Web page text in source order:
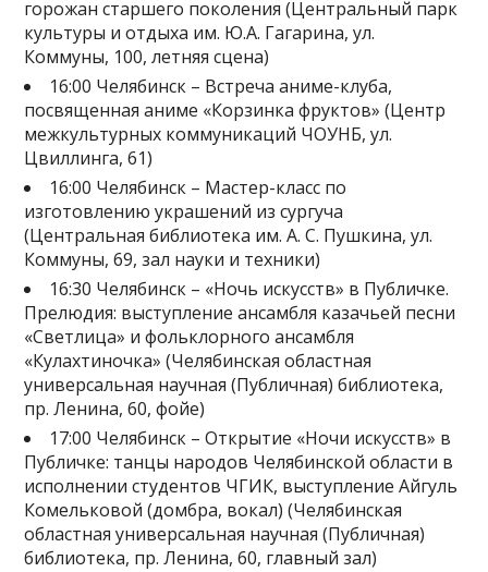
горожан старшего поколения (Центральный парк
культуры и отдыха им. Ю.А. Гагарина, ул.
Коммуны, 100, летняя сцена)
16:00 Челябинск – Встреча аниме-клуба,
посвященная аниме «Корзинка фруктов» (Центр
межкультурных коммуникаций ЧОУНБ, ул.
Цвиллинга, 61)
16:00 Челябинск – Мастер-класс по
изготовлению украшений из сургуча
(Центральная библиотека им. А. С. Пушкина, ул.
Коммуны, 69, зал науки и техники)
16:30 Челябинск – «Ночь искусств» в Публичке.
Прелюдия: выступление ансамбля казачьей песни
«Светлица» и фольклорного ансамбля
«Кулахтиночка» (Челябинская областная
универсальная научная (Публичная) библиотека,
пр. Ленина, 60, фойе)
17:00 Челябинск – Открытие «Ночи искусств» в
Публичке: танцы народов Челябинской области в
исполнении студентов ЧГИК, выступление Айгуль
Комельковой (домбра, вокал) (Челябинская
областная универсальная научная (Публичная)
библиотека, пр. Ленина, 60, главный зал)